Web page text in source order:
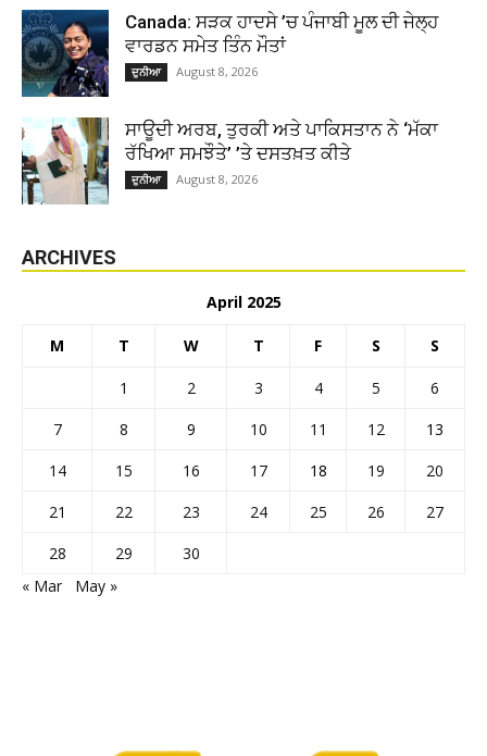
Canada: ਸੜਕ ਹਾਦਸੇ ’ਚ ਪੰਜਾਬੀ ਮੂਲ ਦੀ ਜੇਲ੍ਹ
ਵਾਰਡਨ ਸਮੇਤ ਤਿੰਨ ਮੌਤਾਂ
ਦੁਨੀਆ August 8, 2026
ਸਾਊਦੀ ਅਰਬ, ਤੁਰਕੀ ਅਤੇ ਪਾਕਿਸਤਾਨ ਨੇ ‘ਮੱਕਾ
ਰੱਖਿਆ ਸਮਝੌਤੇ’ ’ਤੇ ਦਸਤਖ਼ਤ ਕੀਤੇ
ਦੁਨੀਆ August 8, 2026
ARCHIVES
April 2025
M T W T F S S
1 2 3 4 5
6
7
8 9 10 11 12
13
14
15 16 17 18 19
20
21
22 23 24 25 26
27
28
29
30
« Mar
May »